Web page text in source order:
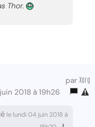
Thor.
par Xorg
2018 à 19h26
le lundi 04 juin 2018 à